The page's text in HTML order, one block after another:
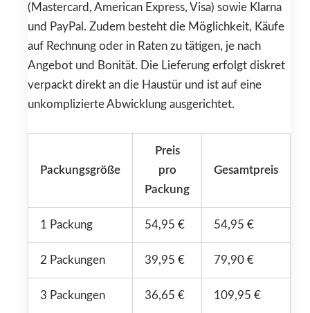
(Mastercard, American Express, Visa) sowie Klarna
und PayPal. Zudem besteht die Möglichkeit, Käufe
auf Rechnung oder in Raten zu tätigen, je nach
Angebot und Bonität. Die Lieferung erfolgt diskret
verpackt direkt an die Haustür und ist auf eine
unkomplizierte Abwicklung ausgerichtet.
Packungsgröße
Preis
pro
Packung
Gesamtpreis
1 Packung 54,95 € 54,95 €
2 Packungen 39,95 € 79,90 €
3 Packungen 36,65 € 109,95 €